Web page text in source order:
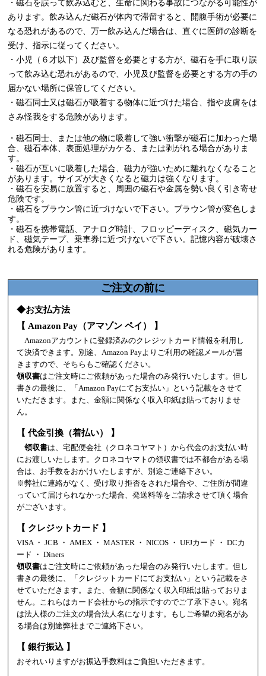
・磁石を誤って飲み込むと、生命に関わる事故につながる可能性が
あります。飲み込んだ磁石が体内で滞留すると、開腹手術が必要に
なる恐れがあるので、万一飲み込んだ場合は、直ぐに医師の診断を
受け、指示に従ってください。
・小児（６才以下）及び監督を必要とする方が、磁石を手に取り誤
って飲み込む恐れがあるので、小児及び監督を必要とする方の手の
届かない場所に保管してください。
・磁石同士又は磁石が吸着する物体に近づけた場合、指や皮膚をは
さみ怪我をする危険があります。
・磁石同士、または他の物に吸着して強い衝撃が磁石に加わった場
合、磁石本体、表面処理がカケる、または剥がれる場合がありま
す。
・磁石が互いに吸着した場合、磁力が強いために離れなくなること
があります。サイズが大きくなると磁力は強くなります。
・磁石を安易に放置すると、周囲の磁石や金属を勢い良く引き寄せ
危険です。
・磁石をブラウン管に近づけないで下さい。ブラウン管が変色しま
す。
・磁石を携帯電話、アナログ時計、フロッピーディスク、磁気カー
ド、磁気テープ、乗車券に近づけないで下さい。記憶内容が破壊さ
れる危険があります。
ご注文の前に
◆お支払方法
【 Amazon Pay（アマゾン ペイ） 】
Amazonアカウントに登録済みのクレジットカード情報を利用し
て決済できます。別途、Amazon Payよりご利用の確認メールが届
きますので、そちらもご確認ください。
領収書はご注文時にご依頼があった場合のみ発行いたします。但し
書きの最後に、「Amazon Payにてお支払い」という記載をさせて
いただきます。また、金額に関係なく収入印紙は貼っておりませ
ん。
【 代金引換（着払い） 】
領収書は、宅配便会社（クロネコヤマト）から代金のお支払い時
にお渡しいたします。クロネコヤマトの領収書では不都合がある場
合は、お手数をおかけいたしますが、別途ご連絡下さい。
※弊社に連絡がなく、受け取り拒否をされた場合や、ご住所が間違
っていて届けられなかった場合、発送料等をご請求させて頂く場合
がございます。
【 クレジットカード 】
VISA ・ JCB ・ AMEX ・ MASTER ・ NICOS ・ UFJカード ・ DCカ
ード ・ Diners
領収書はご注文時にご依頼があった場合のみ発行いたします。但し
書きの最後に、「クレジットカードにてお支払い」という記載をさ
せていただきます。また、金額に関係なく収入印紙は貼っておりま
せん。これらはカード会社からの指示ですのでご了承下さい。宛名
は法人様のご注文の場合法人名になります。もしご希望の宛名があ
る場合は別途弊社までご連絡下さい。
【 銀行振込 】
おそれいりますがお振込手数料はご負担いただきます。